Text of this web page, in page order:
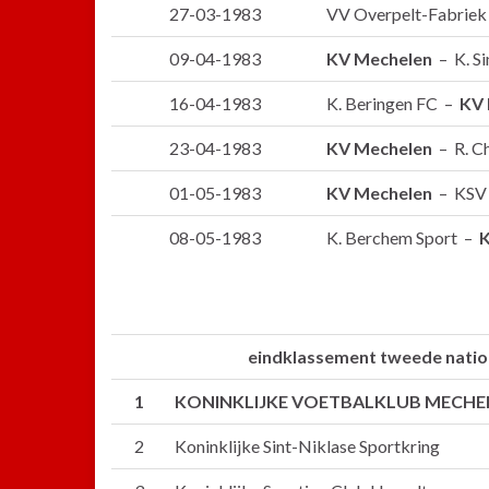
27-03-1983 VV Overpelt-
09-04-1983 KV Mechelen – K.
16-04-1983 K. Beringen FC – KV
23-04-1983 KV Mechelen – R.
01-05-1983 KV Mechelen –
08-05-1983 K. Berchem Sport –
eindklassement tweede
1 KONINKLIJKE VOETBALKLUB
2 Koninklijke Sint-Niklase Sportkring